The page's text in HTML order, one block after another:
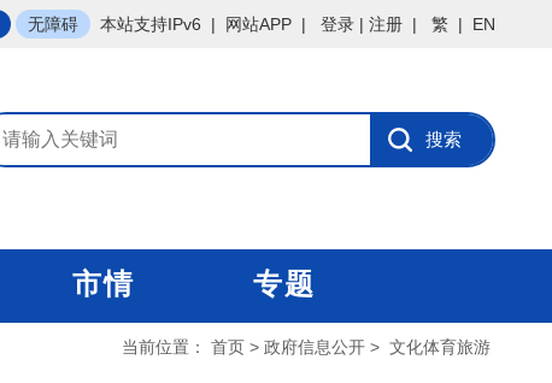
无障碍 本站支持IPv6 | 网站APP | 登录 | 注册 | 繁 | EN
市情 专题
当前位置： 首页 > 政府信息公开 > 文化体育旅游